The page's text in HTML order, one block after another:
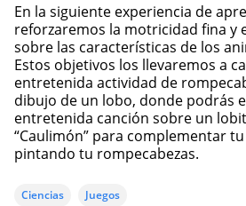
En la siguiente experiencia de aprendizaje,
reforzaremos la motricidad fina y
sobre las características de los
Estos objetivos los llevaremos a
entretenida actividad de
dibujo de un lobo, donde podrás
entretenida canción sobre un
“Caulimón” para complementar
pintando tu rompecabezas.
Ciencias Juegos